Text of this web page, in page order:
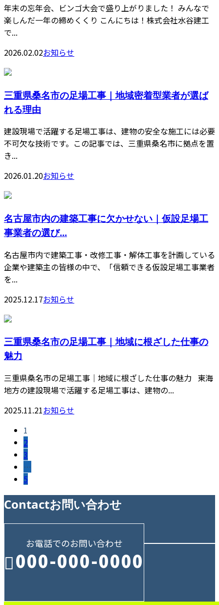
年末の忘年会、ビンゴ大会で盛り上がりました！ みんなで
楽しんだ一年の締めくくり こんにちは！株式会社水谷建工
で...
2026.02.02お知らせ
三重県桑名市の足場工事｜地域密着型業者が選ば
れる理由
建設現場で活躍する足場工事は、建物の安全な施工には必要
不可欠な技術です。この記事では、三重県桑名市に拠点を置
き...
2026.01.20お知らせ
名古屋市内の建築工事に欠かせない｜仮設足場工
事業者の選び...
名古屋市内で建築工事・改修工事・解体工事を計画している
企業や建築主の皆様の中で、「信頼できる仮設足場工事業者
を...
2025.12.17お知らせ
三重県桑名市の足場工事｜地域に根ざした仕事の
魅力
三重県桑名市の足場工事｜地域に根ざした仕事の魅力 東海
地方の建設現場で活躍する足場工事は、建物の...
2025.11.21お知らせ
1
2
3
…
5
Contactお問い合わせ
お電話でのお問い合わせ
000-000-0000